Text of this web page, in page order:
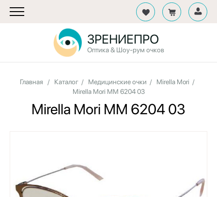
ЗРЕНИЕПРО
Оптика & Шоу-рум очков
Главная / Каталог / Медицинские очки / Mirella Mori /
Mirella Mori MM 6204 03
Mirella Mori MM 6204 03